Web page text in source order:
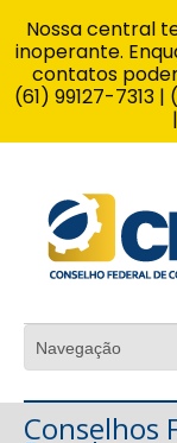
Conselhos
Nossa central
inoperante.
contatos
(61) 99127-7313